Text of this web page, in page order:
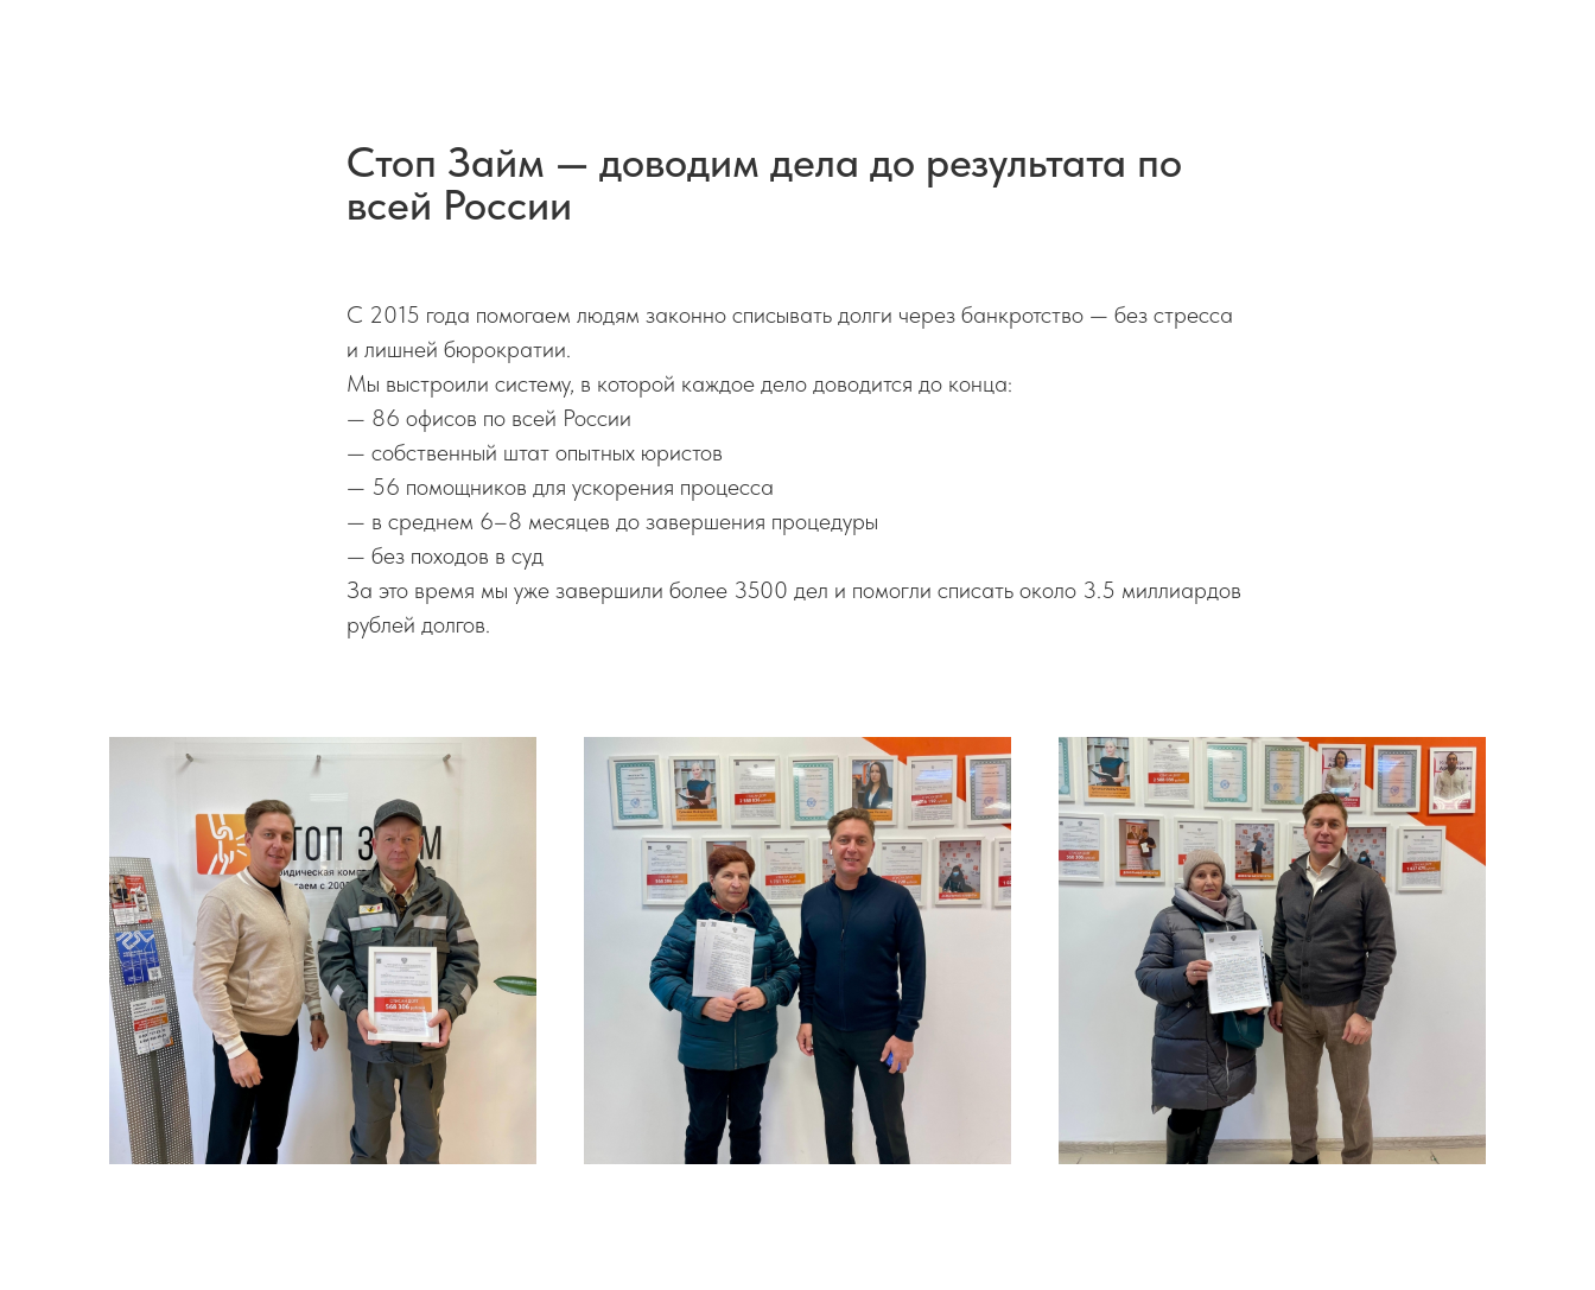
Стоп Займ — доводим дела до результата по
всей России
С 2015 года помогаем людям законно списывать долги через банкротство — без стресса
и лишней бюрократии.
Мы выстроили систему, в которой каждое дело доводится до конца:
— 86 офисов по всей России
— собственный штат опытных юристов
— 56 помощников для ускорения процесса
— в среднем 6–8 месяцев до завершения процедуры
— без походов в суд
За это время мы уже завершили более 3500 дел и помогли списать около 3.5 миллиардов
рублей долгов.